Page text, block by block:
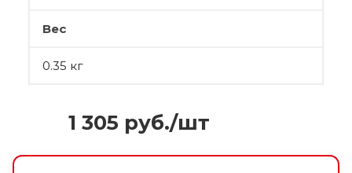
Вес
0.35 кг
1 305 руб./шт